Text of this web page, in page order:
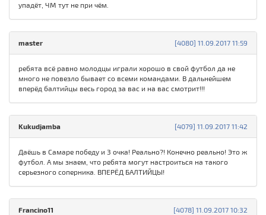
упадёт, ЧМ тут не при чём.
[4080] 11.09.2017 11:59
master
ребята всё равно молодцы играли хорошо в свой футбол да не
много не повезло бывает со всеми командами. В дальнейшем
вперёд балтийцы весь город за вас и на вас смотрит!!!
[4079] 11.09.2017 11:42
Kukudjamba
Даёшь в Самаре победу и 3 очка! Реально?! Конечно реально! Это ж
футбол. А мы знаем, что ребята могут настроиться на такого
серьезного соперника. ВПЕРЁД БАЛТИЙЦЫ!
[4078] 11.09.2017 10:32
Francino11